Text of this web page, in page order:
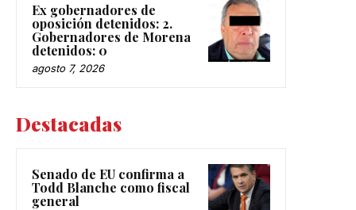
Ex gobernadores de
oposición detenidos: 2.
Gobernadores de Morena
detenidos: 0
agosto 7, 2026
Destacadas
Senado de EU confirma a
Todd Blanche como fiscal
general